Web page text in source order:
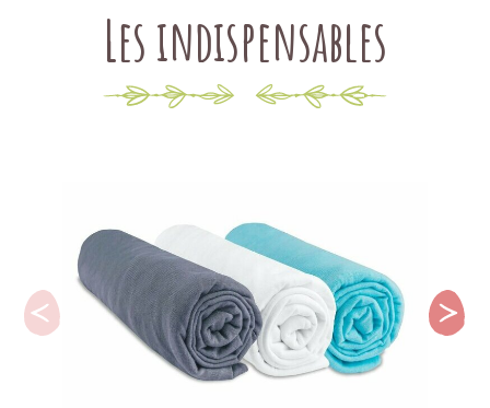
Les indispensables